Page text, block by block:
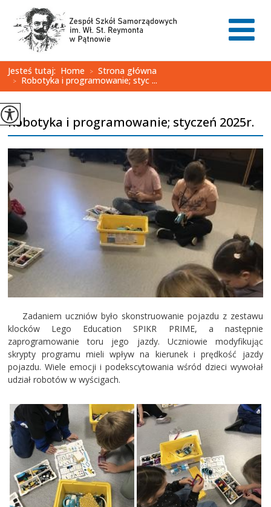
Jesteś tutaj: Home > Strona główna
> Robotyka i programowanie; styc ...
Robotyka i programowanie; styczeń 2025r.
Zadaniem uczniów było skonstruowanie pojazdu z zestawu
klocków Lego Education SPIKR PRIME, a następnie
zaprogramowanie toru jego jazdy. Uczniowie modyfikując
skrypty programu mieli wpływ na kierunek i prędkość jazdy
pojazdu. Wiele emocji i podekscytowania wśród dzieci wywołał
udział robotów w wyścigach.